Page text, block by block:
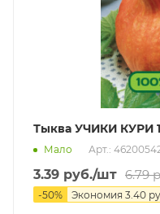
Тыква УЧИКИ КУРИ
Мало Арт.:
3.39 руб./шт 6.79
-50% Экономия 3.40